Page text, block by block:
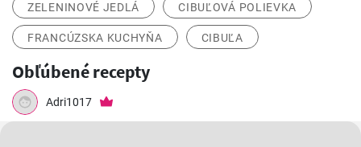
ZELENINOVÉ JEDLÁ CIBUĽOVÁ POLIEVKA
FRANCÚZSKA KUCHYŇA CIBUĽA
Obľúbené recepty
Adri1017